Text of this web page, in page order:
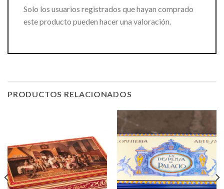
Solo los usuarios registrados que hayan comprado
este producto pueden hacer una valoración.
PRODUCTOS RELACIONADOS